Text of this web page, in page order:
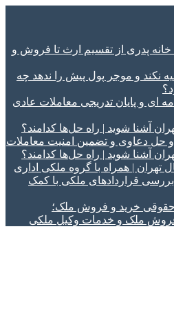
الارث خانه پدری از تقسیم ارث تا فروش و
نکند و موجر پول پیش را ندهد چه
ای و پایان تدریجی معاملات عادی
حل دعاوی و تضمین امنیت معاملات
تهران | همراه با گروه ملکی اداری
قراردادهای ملکی با کمک
خرید و فروش ملک؛
فروش ملک و خدمات وکیل ملکی